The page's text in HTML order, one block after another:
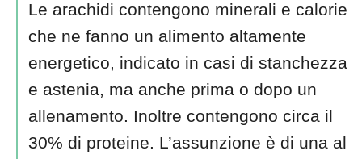
Le arachidi contengono minerali e calorie
che ne fanno un alimento altamente
energetico, indicato in casi di stanchezza
e astenia, ma anche prima o dopo un
allenamento. Inoltre contengono circa il
30% di proteine. L’assunzione è di una al